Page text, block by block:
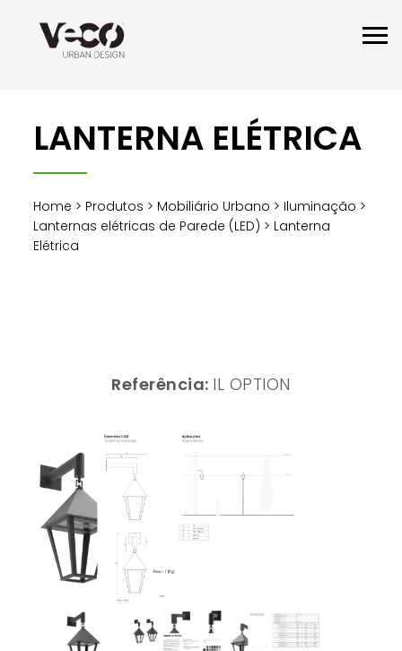
LANTERNA ELÉTRICA
Home > Produtos > Mobiliário Urbano > Iluminação >
Lanternas elétricas de Parede (LED) > Lanterna
Elétrica
Referência: IL OPTION